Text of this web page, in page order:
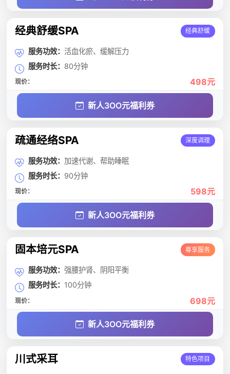
经典舒缓SPA 经典舒缓
服务功效： 活血化瘀、缓解压力
服务时长： 80分钟
现价： 498元
新人3OO元福利券
疏通经络SPA 深度调理
服务功效： 加速代谢、帮助睡眠
服务时长： 90分钟
现价： 598元
新人3OO元福利券
固本培元SPA 尊享服务
服务功效： 强腰护肾、阴阳平衡
服务时长： 100分钟
现价： 698元
新人3OO元福利券
川式采耳 特色项目